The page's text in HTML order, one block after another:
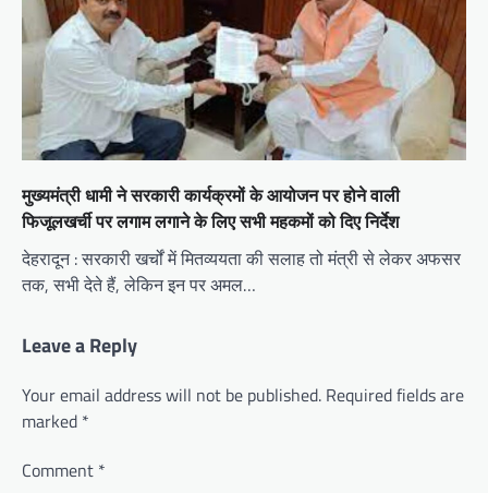
मुख्यमंत्री धामी ने सरकारी कार्यक्रमों के आयोजन पर होने वाली
फिजूलखर्ची पर लगाम लगाने के लिए सभी महकमों को दिए निर्देश
देहरादून : सरकारी खर्चों में मितव्ययता की सलाह तो मंत्री से लेकर अफसर
तक, सभी देते हैं, लेकिन इन पर अमल…
Leave a Reply
Your email address will not be published. Required fields are
marked *
Comment *